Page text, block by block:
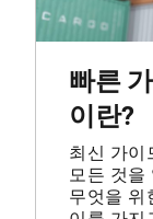
빠른
이란?
최신 가이
모든 것
무엇을 위